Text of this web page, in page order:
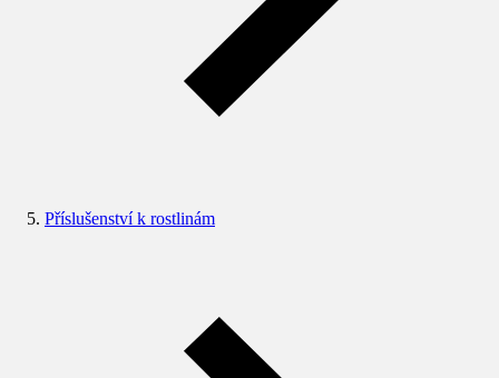
Příslušenství k rostlinám